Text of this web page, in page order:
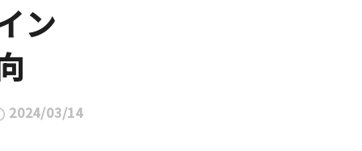
ン
2024/03/14